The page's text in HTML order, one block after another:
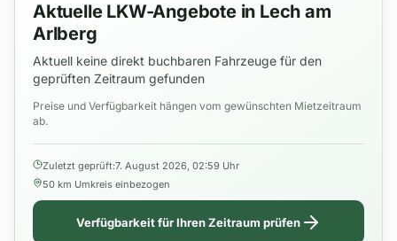
Aktuelle LKW-Angebote in Lech am
Arlberg
Aktuell keine direkt buchbaren Fahrzeuge für den
geprüften Zeitraum gefunden
Preise und Verfügbarkeit hängen vom gewünschten Mietzeitraum
ab.
Zuletzt geprüft:7. August 2026, 02:59 Uhr
50 km Umkreis einbezogen
Verfügbarkeit für Ihren Zeitraum prüfen